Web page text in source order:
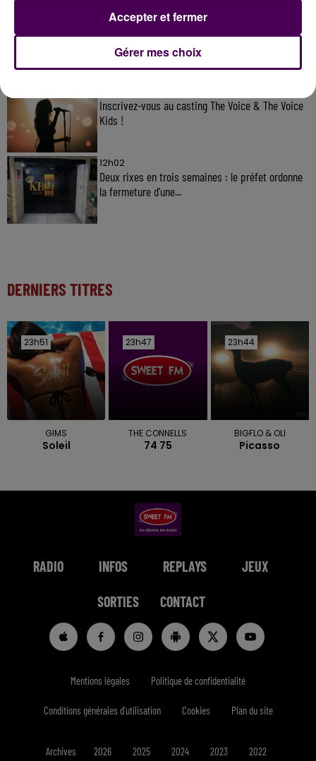
31 juillet 2026
Gagnez vos entrées à Terra Botanica !
Inscrivez-vous au casting The Voice & The Voice
Kids !
12h02
Deux rixes en trois semaines : le préfet ordonne
la fermeture d'une...
DERNIERS TITRES
23h51
23h51
GIMS
Soleil
23h47
23h47
THE CONNELLS
74 75
23h44
23h44
BIGFLO & OLI
Picasso
RADIO INFOS REPLAYS JEUX
SORTIES CONTACT
Mentions légales Politique de confidentialité
Conditions générales d'utilisation Cookies Plan du site
Archives 2026 2025 2024 2023 2022
Gérer mes choix
Accepter et fermer